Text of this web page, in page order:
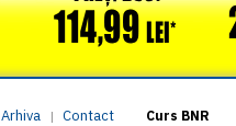
Arhiva | Contact Curs BNR